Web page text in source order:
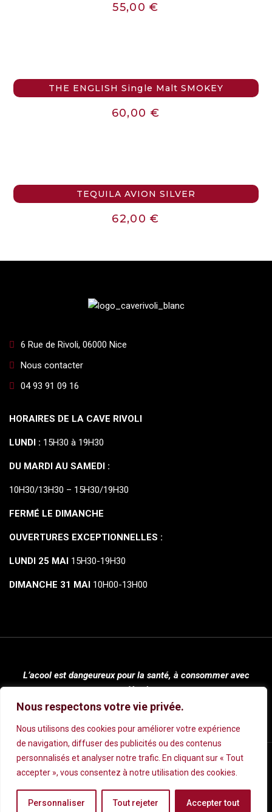
Nous respectons votre vie privée.
Nous utilisons des cookies pour améliorer votre expérience
de navigation, diffuser des publicités ou des contenus
personnalisés et analyser notre trafic. En cliquant sur « Tout
accepter », vous consentez à notre utilisation des cookies.
Personnaliser Tout rejeter Accepter tout
55,00€
THE ENGLISH Single Malt SMOKEY
60,00 €
TEQUILA AVION SILVER
62,00€
6 Rue de Rivoli, 06000 Nice
Nous contacter
04 93 91 09 16
HORAIRES DE LA CAVE RIVOLI
LUNDI : 15H30 à 19H30
DU MARDI AU SAMEDI :
10H30/13H30 – 15H30/19H30
FERMÉ LE DIMANCHE
OUVERTURES EXCEPTIONNELLES :
LUNDI 25 MAI 15H30-19H30
DIMANCHE 31 MAI 10H00-13H00
L’acool est dangeureux pour la santé, à consommer avec
modération.
Mentions légales|Conditions Générales de Vente|Politique de
Confidentialité
© 2024 Cave Rivoli | Réalisé parWecom. | Tous droits réservés.